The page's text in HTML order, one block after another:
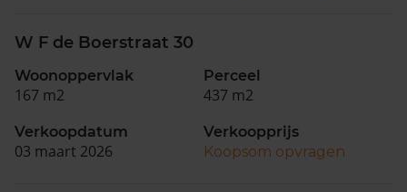
W F de Boerstraat 30
Woonoppervlak
167 m2
Perceel
437 m2
Verkoopdatum
03 maart 2026
Verkoopprijs
Koopsom opvragen